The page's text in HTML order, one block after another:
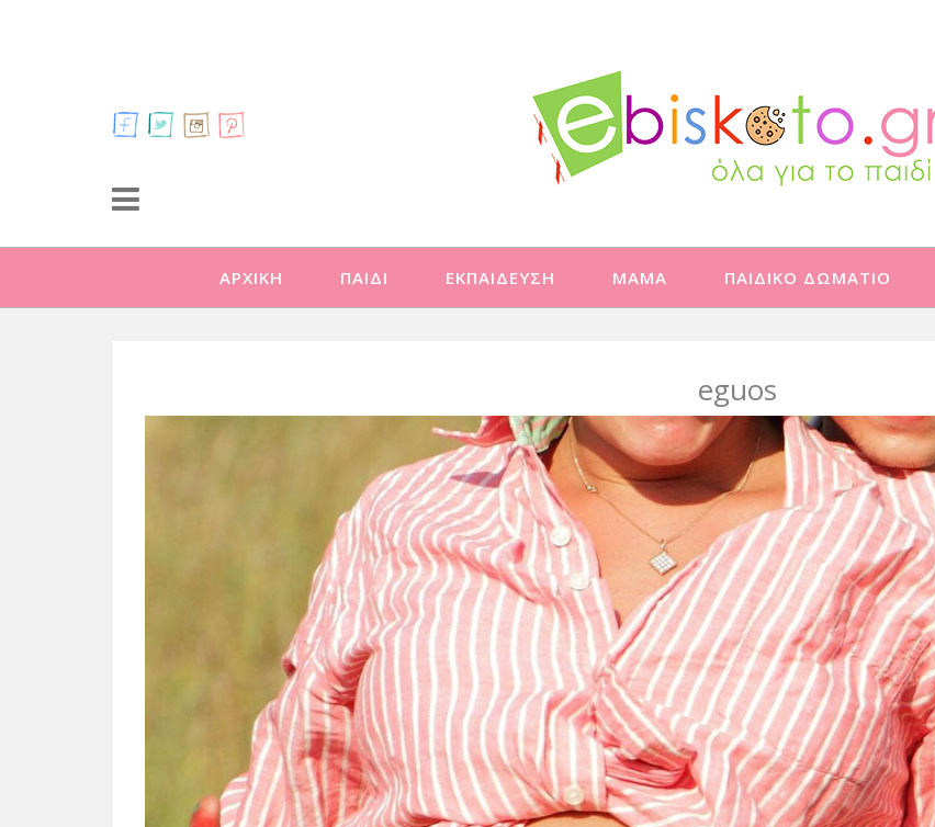
ΑΡΧΙΚΗ ΠΑΙΔΙ ΕΚΠΑΙΔΕΥΣΗ ΜΑΜΑ ΠΑΙΔΙΚΟ ΔΩΜΑΤΙΟ
eguos